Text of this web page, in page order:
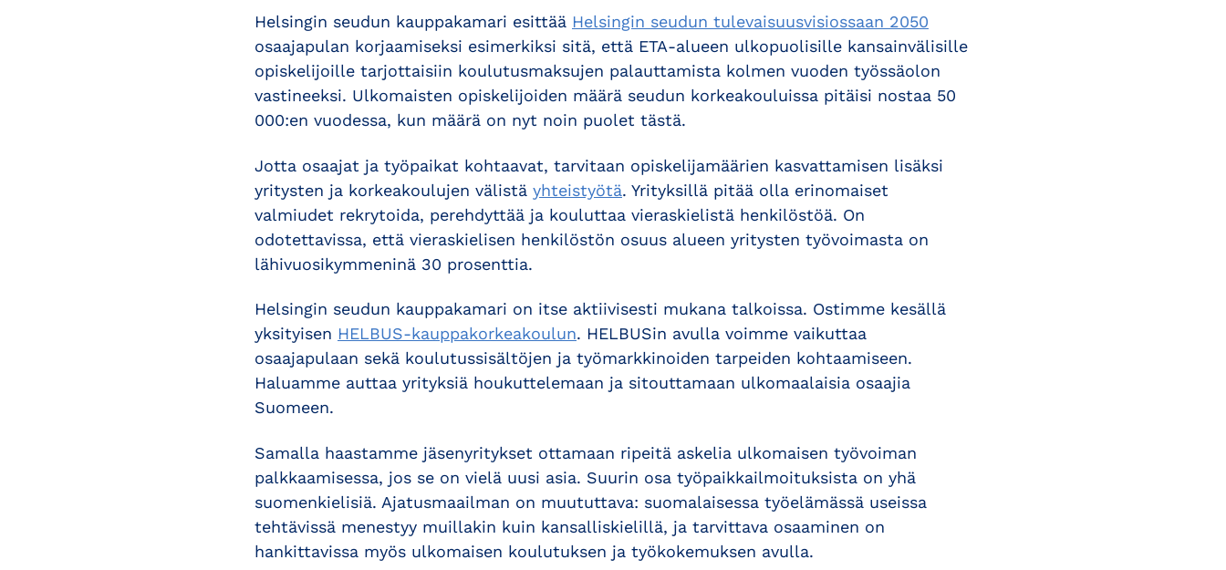
Helsingin seudun kauppakamari esittää Helsingin seudun tulevaisuusvisiossaan 2050
osaajapulan korjaamiseksi esimerkiksi sitä, että ETA-alueen ulkopuolisille kansainvälisille
opiskelijoille tarjottaisiin koulutusmaksujen palauttamista kolmen vuoden työssäolon
vastineeksi. Ulkomaisten opiskelijoiden määrä seudun korkeakouluissa pitäisi nostaa 50
000:en vuodessa, kun määrä on nyt noin puolet tästä.
Jotta osaajat ja työpaikat kohtaavat, tarvitaan opiskelijamäärien kasvattamisen lisäksi
yritysten ja korkeakoulujen välistä yhteistyötä. Yrityksillä pitää olla erinomaiset
valmiudet rekrytoida, perehdyttää ja kouluttaa vieraskielistä henkilöstöä. On
odotettavissa, että vieraskielisen henkilöstön osuus alueen yritysten työvoimasta on
lähivuosikymmeninä 30 prosenttia.
Helsingin seudun kauppakamari on itse aktiivisesti mukana talkoissa. Ostimme kesällä
yksityisen HELBUS-kauppakorkeakoulun. HELBUSin avulla voimme vaikuttaa
osaajapulaan sekä koulutussisältöjen ja työmarkkinoiden tarpeiden kohtaamiseen.
Haluamme auttaa yrityksiä houkuttelemaan ja sitouttamaan ulkomaalaisia osaajia
Suomeen.
Samalla haastamme jäsenyritykset ottamaan ripeitä askelia ulkomaisen työvoiman
palkkaamisessa, jos se on vielä uusi asia. Suurin osa työpaikkailmoituksista on yhä
suomenkielisiä. Ajatusmaailman on muututtava: suomalaisessa työelämässä useissa
tehtävissä menestyy muillakin kuin kansalliskielillä, ja tarvittava osaaminen on
hankittavissa myös ulkomaisen koulutuksen ja työkokemuksen avulla.